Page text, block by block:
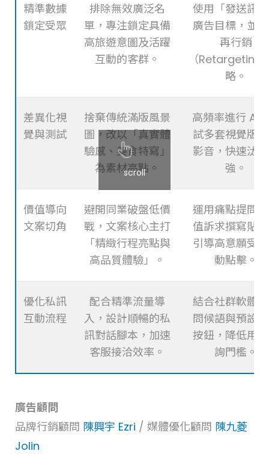
scroll
精準數據
鎖定受眾
排除無效廣泛名
單，專注鎖定具備
高旅遊意圖及活躍
互動的客群。
使用「發送訊
廣告目標，並
再行銷
（Retargeting
略。
差異化視
覺與測試
捨棄傳統滿版風景
圖，改以「真實體
驗感、美食特寫」
為素材亮點。
高頻率進行 A/
試多套視覺版
影音，快速汰
強。
價值導向
文案切角
避開同業破盤低價
戰，文案核心主打
「精緻行程亮點與
高品質體驗」。
運用痛點提問
值訴求撰寫貼
引導高意願受
動點擊。
優化私訊
互動流程
配合精準流量導
入，設計順暢的私
訊對話腳本，加速
客服接洽效率。
結合社群軟體
問候語與預設
按鈕，降低用
詢門檻。
廣告顧問
品牌行銷顧問 陳興宇 Ezri / 媒體優化顧問 陳九菱
Jolin